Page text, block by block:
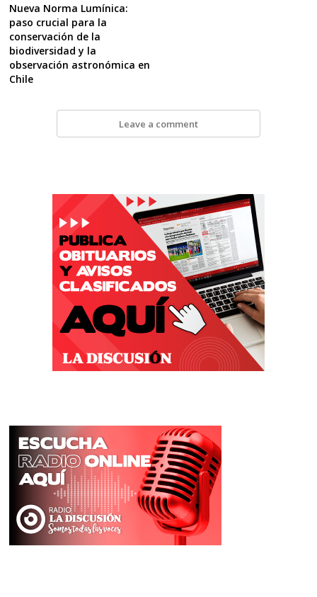
Nueva Norma Lumínica:
paso crucial para la
conservación de la
biodiversidad y la
observación astronómica en
Chile
Leave a comment